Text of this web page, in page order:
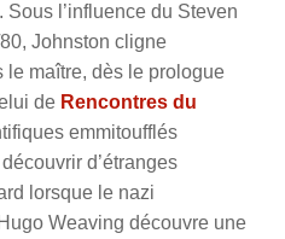
l’influence du Steven
Johnston cligne
maître, dès le prologue
de Rencontres du
emmitoufflés
d’étranges
lorsque le nazi
Weaving découvre une